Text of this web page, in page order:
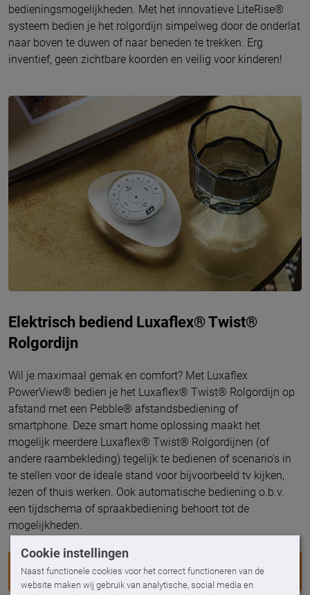
Cookie instellingen
Naast functionele cookies voor het correct functioneren van de
website maken wij gebruik van analytische, social media en
bedieningsmogelijkheden. Met het innovatieve LiteRise®
systeem bedien je het rolgordijn simpelweg door de onderlat
naar boven te duwen of naar beneden te trekken. Erg
inventief, geen zichtbare koorden en veilig voor kinderen!
Elektrisch bediend Luxaflex® Twist®
Rolgordijn
Wil je maximaal gemak en comfort? Met Luxaflex
PowerView® bedien je het Luxaflex® Twist® Rolgordijn op
afstand met een Pebble® afstandsbediening of
smartphone. Deze smart home oplossing maakt het
mogelijk meerdere Luxaflex® Twist® Rolgordijnen (of
andere raambekleding) tegelijk te bedienen of scenario's in
te stellen voor de ideale stand voor bijvoorbeeld tv kijken,
lezen of thuis werken. Ook automatische bediening o.b.v.
een tijdschema of spraakbediening behoort tot de
mogelijkheden.
LEES HIER MEER OVER LUXAFLEX® POWERVIEW®
AUTOMATION